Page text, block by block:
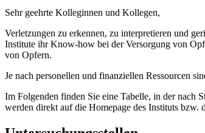
Sehr geehrte Kolleginnen und Kollegen,
Verletzungen zu erkennen, zu interpretieren und
Institute ihr Know-how bei der Versorgung von
von Opfern.
Je nach personellen und finanziellen Ressourcen
Im Folgenden finden Sie eine Tabelle, in der nach
werden direkt auf die Homepage des Instituts bzw.